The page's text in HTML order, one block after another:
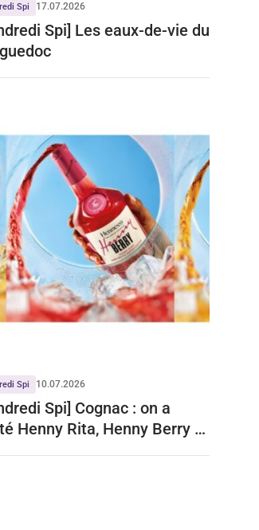
Spi 17.07.2026
Spi] Les eaux-de-vie du
Spi 10.07.2026
Spi] Cognac : on a
Henny Rita, Henny Berry et